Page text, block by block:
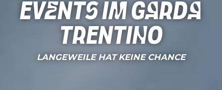
Events im Garda
Trentino
LANGEWEILE HAT KEINE CHANCE